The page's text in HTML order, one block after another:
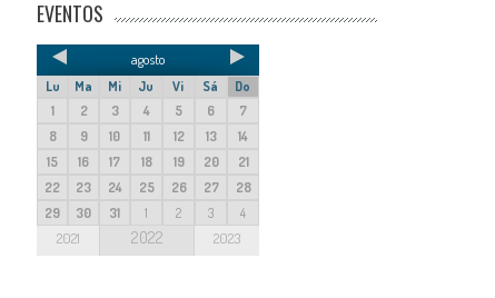
EVENTOS
agosto
Lu Ma Mi Ju Vi Sá
Do
1
2 3 4 5 6
7
8
9 10 11 12 13
14
15
16 17 18 19 20
21
22
23 24 25 26 27
28
29
30 31 1 2 3 4
2021 2022 2023